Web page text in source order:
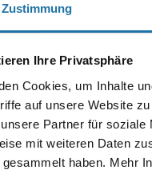
Zustimmung
Ihre Privatsphäre
Cookies, um Inhalte
auf unsere Website
Partner für soziale
mit weiteren Daten
haben. Mehr
SCHREIBE EINEN
Deine E-Mail-Adresse
Kommentar*